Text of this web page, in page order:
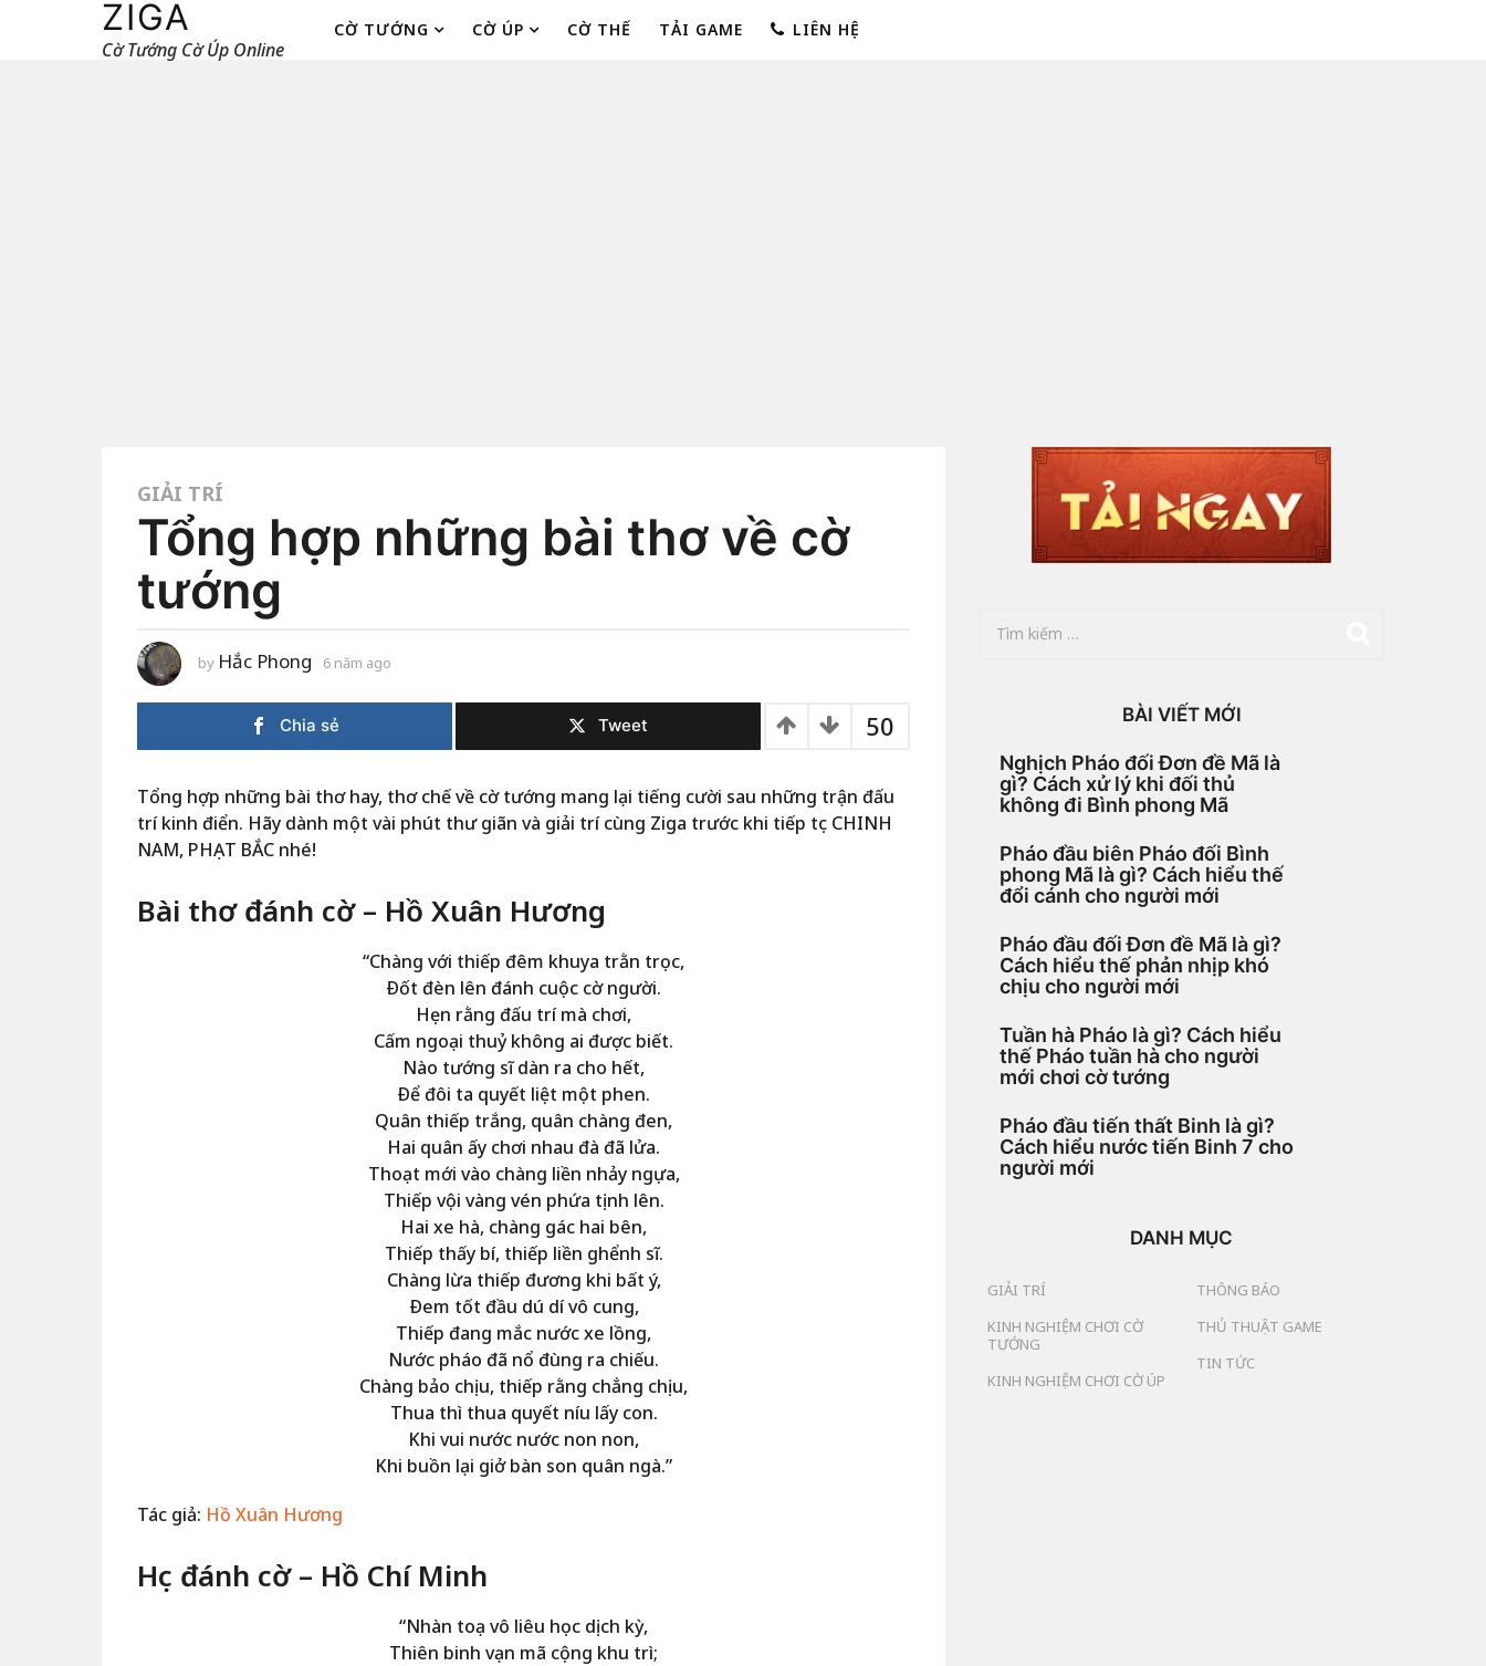
ZIGA
Cờ Tướng Cờ Úp Online
CỜ TƯỚNG CỜ ÚP CỜ THẾ TẢI GAME LIÊN HỆ
GIẢI TRÍ
Tổng hợp những bài thơ về cờ
tướng
by Hắc Phong 6 năm ago
m
o
50
Chia sẻ Tweet
Tổng hợp những bài thơ hay, thơ chế về cờ tướng mang lại tiếng cười sau những trận đấu
trí kinh điển. Hãy dành một vài phút thư giãn và giải trí cùng Ziga trước khi tiếp tục CHINH
NAM, PHẠT BẮC nhé!
Bài thơ đánh cờ – Hồ Xuân Hương
“Chàng với thiếp đêm khuya trằn trọc,
Ðốt đèn lên đánh cuộc cờ người.
Hẹn rằng đấu trí mà chơi,
Cấm ngoại thuỷ không ai được biết.
Nào tướng sĩ dàn ra cho hết,
Ðể đôi ta quyết liệt một phen.
Quân thiếp trắng, quân chàng đen,
Hai quân ấy chơi nhau đà đã lửa.
Thoạt mới vào chàng liền nhảy ngựa,
Thiếp vội vàng vén phứa tịnh lên.
Hai xe hà, chàng gác hai bên,
Thiếp thấy bí, thiếp liền ghểnh sĩ.
Chàng lừa thiếp đương khi bất ý,
Ðem tốt đầu dú dí vô cung,
Thiếp đang mắc nước xe lồng,
Nước pháo đã nổ đùng ra chiếu.
Chàng bảo chịu, thiếp rằng chẳng chịu,
Thua thì thua quyết níu lấy con.
Khi vui nước nước non non,
Khi buồn lại giở bàn son quân ngà.”
Tác giả: Hồ Xuân Hương
Học đánh cờ – Hồ Chí Minh
“Nhàn toạ vô liêu học dịch kỳ,
Thiên binh vạn mã cộng khu trì;
BÀI VIẾT MỚI
Nghịch Pháo đối Đơn đề Mã là
gì? Cách xử lý khi đối thủ
không đi Bình phong Mã
Pháo đầu biên Pháo đối Bình
phong Mã là gì? Cách hiểu thế
đổi cánh cho người mới
Pháo đầu đối Đơn đề Mã là gì?
Cách hiểu thế phản nhịp khó
chịu cho người mới
Tuần hà Pháo là gì? Cách hiểu
thế Pháo tuần hà cho người
mới chơi cờ tướng
Pháo đầu tiến thất Binh là gì?
Cách hiểu nước tiến Binh 7 cho
người mới
DANH MỤC
GIẢI TRÍ
KINH NGHIỆM CHƠI CỜ
TƯỚNG
KINH NGHIỆM CHƠI CỜ ÚP
THÔNG BÁO
THỦ THUẬT GAME
TIN TỨC